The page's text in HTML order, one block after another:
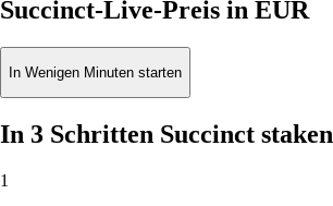
Succinct-Live-Preis in EUR
In Wenigen Minuten starten
In 3 Schritten Succinct staken
1